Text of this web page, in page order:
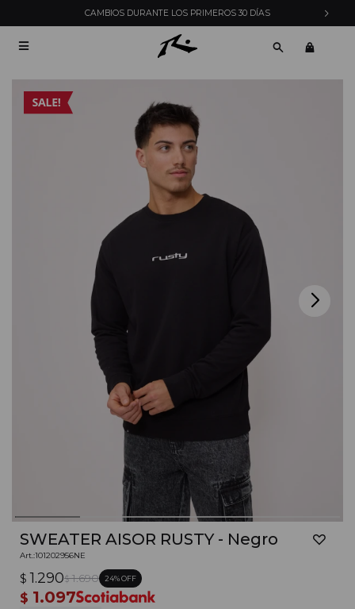
CAMBIOS DURANTE LOS PRIMEROS 30 DÍAS

SWEATER AISOR RUSTY - Negro
101202956NE
$ 1.290$ 1.690 24
$ 1.097